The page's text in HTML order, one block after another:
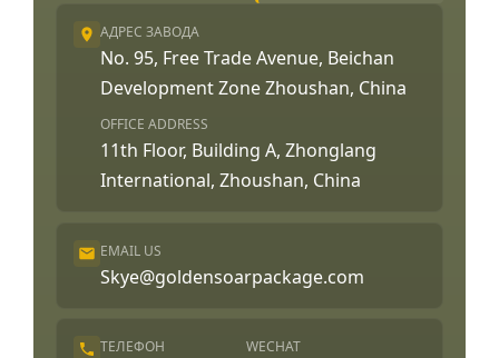
АДРЕС ЗАВОДА
No. 95, Free Trade Avenue, Beichan
Development Zone Zhoushan, China
OFFICE ADDRESS
11th Floor, Building A, Zhonglang
International, Zhoushan, China
EMAIL US
Skye@goldensoarpackage.com
ТЕЛЕФОН WECHAT